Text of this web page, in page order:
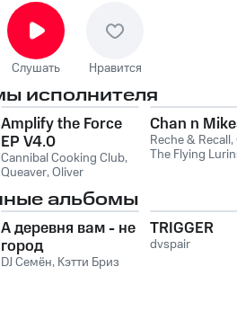
Слушать Нравится
исполнителя
Amplify the Force
EP V4.0
Cannibal Cooking Club,
Queaver,Oliver
Chan n
Reche & Recall,
The Flying
альбомы
А деревня вам - не
город
DJ Семён, Кэтти Бриз
TRIGGER
dvspair